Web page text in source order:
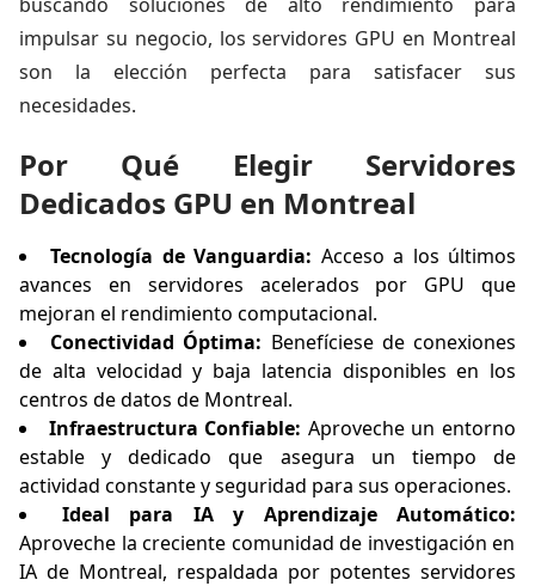
impulsar su negocio, los servidores GPU en Montreal
son la elección perfecta para satisfacer sus
necesidades.
Por Qué Elegir Servidores
Dedicados GPU en Montreal
Tecnología de Vanguardia: Acceso a los últimos
avances en servidores acelerados por GPU que
mejoran el rendimiento computacional.
Conectividad Óptima: Benefíciese de conexiones
de alta velocidad y baja latencia disponibles en los
centros de datos de Montreal.
Infraestructura Confiable: Aproveche un entorno
estable y dedicado que asegura un tiempo de
actividad constante y seguridad para sus operaciones.
Ideal para IA y Aprendizaje Automático:
Aproveche la creciente comunidad de investigación en
IA de Montreal, respaldada por potentes servidores